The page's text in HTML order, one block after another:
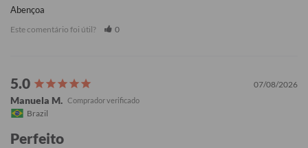
Abençoa
Este comentário foi útil? 0
07/08/2026
Manuela M.
Brazil
Perfeito